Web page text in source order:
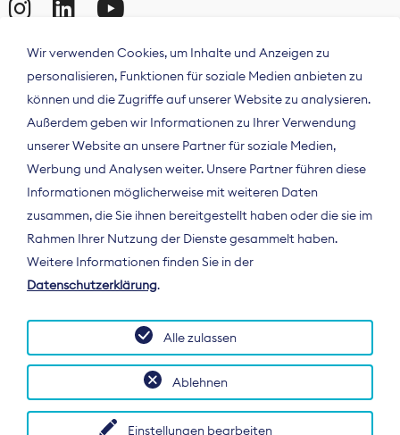
Der Bundesverband Digitalpublisher und
Zeitungsverleger (BDZV) vertritt als
Spitzenorganisation die Interessen der
Deutschland und auf EU-Ebene.
Wir verwenden Cookies, um Inhalte und Anzeigen zu
personalisieren, Funktionen für soziale Medien anbieten zu
können und die Zugriffe auf unserer Website zu analysieren.
Außerdem geben wir Informationen zu Ihrer Verwendung
unserer Website an unsere Partner für soziale Medien,
Werbung und Analysen weiter. Unsere Partner führen diese
Informationen möglicherweise mit weiteren Daten
zusammen, die Sie ihnen bereitgestellt haben oder die sie im
Rahmen Ihrer Nutzung der Dienste gesammelt haben.
Weitere Informationen finden Sie in der
Datenschutzerklärung.
Einstellungen bearbeiten
Ablehnen
Alle zulassen